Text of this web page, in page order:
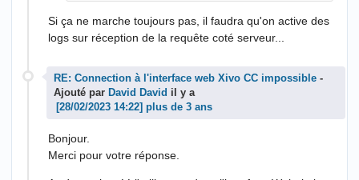
Si ça ne marche toujours pas, il faudra qu'on active des
logs sur réception de la requête coté serveur...
RE: Connection à l'interface web Xivo CC impossible -
Ajouté par David David il y a
plus de 3 ans
Bonjour.
Merci pour votre réponse.